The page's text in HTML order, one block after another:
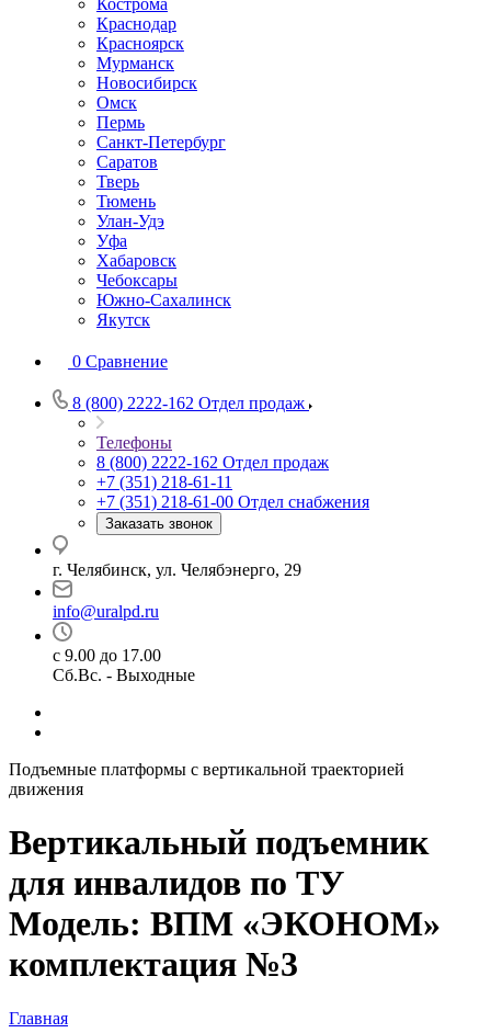
Кострома
Краснодар
Красноярск
Мурманск
Новосибирск
Омск
Пермь
Санкт-Петербург
Саратов
Тверь
Тюмень
Улан-Удэ
Уфа
Хабаровск
Чебоксары
Южно-Сахалинск
Якутск
0 Сравнение
8 (800) 2222-162 Отдел продаж
Телефоны
8 (800) 2222-162 Отдел продаж
+7 (351) 218-61-11
+7 (351) 218-61-00 Отдел снабжения
Заказать звонок
г. Челябинск, ул. Челябэнерго, 29
info@uralpd.ru
с 9.00 до 17.00
Сб.Вс. - Выходные
Подъемные платформы с вертикальной траекторией
движения
Вертикальный подъемник
для инвалидов по ТУ
Модель: ВПМ «ЭКОНОМ»
комплектация №3
Главная